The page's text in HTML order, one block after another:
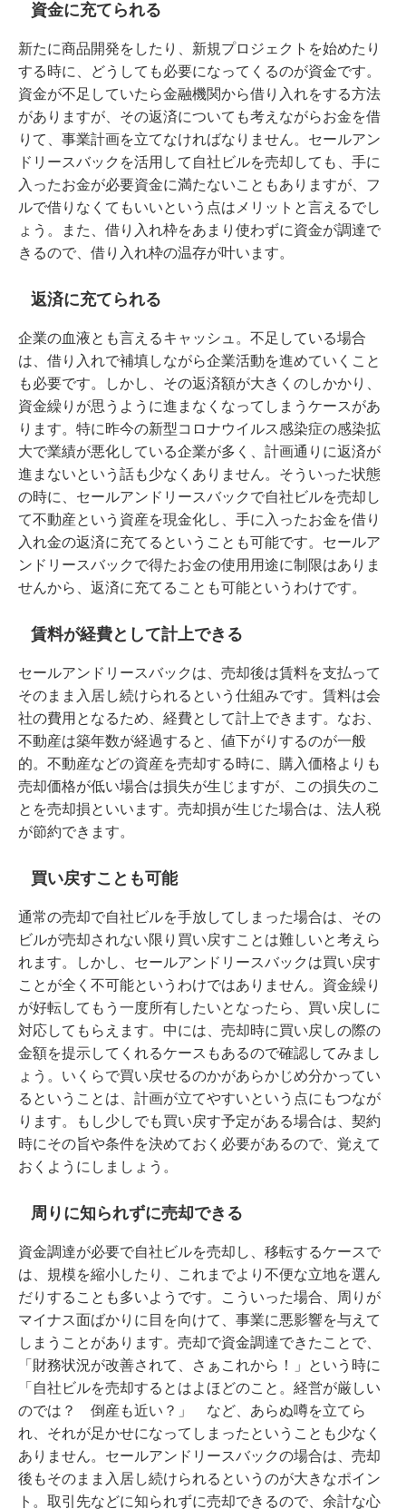
資金に充てられる
新たに商品開発をしたり、新規プロジェクトを始めたり
する時に、どうしても必要になってくるのが資金です。
資金が不足していたら金融機関から借り入れをする方法
がありますが、その返済についても考えながらお金を借
りて、事業計画を立てなければなりません。セールアン
ドリースバックを活用して自社ビルを売却しても、手に
入ったお金が必要資金に満たないこともありますが、フ
ルで借りなくてもいいという点はメリットと言えるでし
ょう。また、借り入れ枠をあまり使わずに資金が調達で
きるので、借り入れ枠の温存が叶います。
返済に充てられる
企業の血液とも言えるキャッシュ。不足している場合
は、借り入れで補填しながら企業活動を進めていくこと
も必要です。しかし、その返済額が大きくのしかかり、
資金繰りが思うように進まなくなってしまうケースがあ
ります。特に昨今の新型コロナウイルス感染症の感染拡
大で業績が悪化している企業が多く、計画通りに返済が
進まないという話も少なくありません。そういった状態
の時に、セールアンドリースバックで自社ビルを売却し
て不動産という資産を現金化し、手に入ったお金を借り
入れ金の返済に充てるということも可能です。セールア
ンドリースバックで得たお金の使用用途に制限はありま
せんから、返済に充てることも可能というわけです。
賃料が経費として計上できる
セールアンドリースバックは、売却後は賃料を支払って
そのまま入居し続けられるという仕組みです。賃料は会
社の費用となるため、経費として計上できます。なお、
不動産は築年数が経過すると、値下がりするのが一般
的。不動産などの資産を売却する時に、購入価格よりも
売却価格が低い場合は損失が生じますが、この損失のこ
とを売却損といいます。売却損が生じた場合は、法人税
が節約できます。
買い戻すことも可能
通常の売却で自社ビルを手放してしまった場合は、その
ビルが売却されない限り買い戻すことは難しいと考えら
れます。しかし、セールアンドリースバックは買い戻す
ことが全く不可能というわけではありません。資金繰り
が好転してもう一度所有したいとなったら、買い戻しに
対応してもらえます。中には、売却時に買い戻しの際の
金額を提示してくれるケースもあるので確認してみまし
ょう。いくらで買い戻せるのかがあらかじめ分かってい
るということは、計画が立てやすいという点にもつなが
ります。もし少しでも買い戻す予定がある場合は、契約
時にその旨や条件を決めておく必要があるので、覚えて
おくようにしましょう。
周りに知られずに売却できる
資金調達が必要で自社ビルを売却し、移転するケースで
は、規模を縮小したり、これまでより不便な立地を選ん
だりすることも多いようです。こういった場合、周りが
マイナス面ばかりに目を向けて、事業に悪影響を与えて
しまうことがあります。売却で資金調達できたことで、
「財務状況が改善されて、さぁこれから！」という時に
「自社ビルを売却するとはよほどのこと。経営が厳しい
のでは？ 倒産も近い？」 など、あらぬ噂を立てら
れ、それが足かせになってしまったということも少なく
ありません。セールアンドリースバックの場合は、売却
後もそのまま入居し続けられるというのが大きなポイン
ト。取引先などに知られずに売却できるので、余計な心